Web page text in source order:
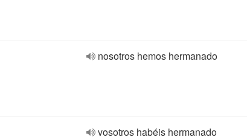
nosotros hemos hermanado
vosotros habéis hermanado